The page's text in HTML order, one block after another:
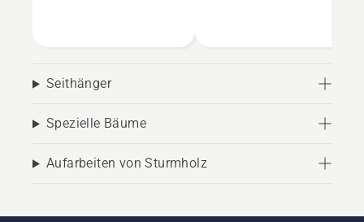
Seithänger
Spezielle Bäume
Aufarbeiten von Sturmholz